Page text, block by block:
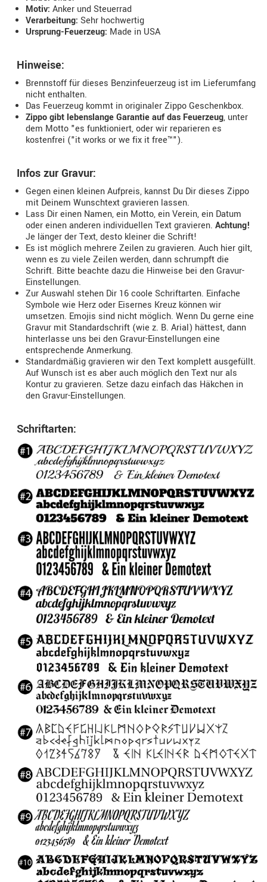
Motiv: Anker und Steuerrad
Verarbeitung: Sehr hochwertig
Ursprung-Feuerzeug: Made in USA
Hinweise:
Brennstoff für dieses Benzinfeuerzeug ist im Lieferumfang
nicht enthalten.
Das Feuerzeug kommt in originaler Zippo Geschenkbox.
Zippo gibt lebenslange Garantie auf das Feuerzeug, unter
dem Motto "es funktioniert, oder wir reparieren es
kostenfrei ("it works or we fix it free™").
Infos zur Gravur:
Gegen einen kleinen Aufpreis, kannst Du Dir dieses Zippo
mit Deinem Wunschtext gravieren lassen.
Lass Dir einen Namen, ein Motto, ein Verein, ein Datum
oder einen anderen individuellen Text gravieren. Achtung!
Je länger der Text, desto kleiner die Schrift!
Es ist möglich mehrere Zeilen zu gravieren. Auch hier gilt,
wenn es zu viele Zeilen werden, dann schrumpft die
Schrift. Bitte beachte dazu die Hinweise bei den Gravur-
Einstellungen.
Zur Auswahl stehen Dir 16 coole Schriftarten. Einfache
Symbole wie Herz oder Eisernes Kreuz können wir
umsetzen. Emojis sind nicht möglich. Wenn Du gerne eine
Gravur mit Standardschrift (wie z. B. Arial) hättest, dann
hinterlasse uns bei den Gravur-Einstellungen eine
entsprechende Anmerkung.
Standardmäßig gravieren wir den Text komplett ausgefüllt.
Auf Wunsch ist es aber auch möglich den Text nur als
Kontur zu gravieren. Setze dazu einfach das Häkchen in
den Gravur-Einstellungen.
Schriftarten: